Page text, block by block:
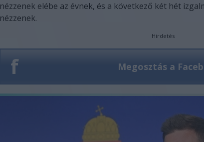
nézzenek elébe az évnek, és a következő két hét
nézzenek.
Hirdetés
f Megosztás a